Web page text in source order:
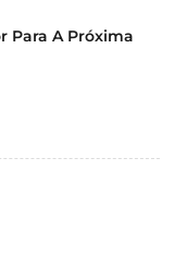
Para A Próxima